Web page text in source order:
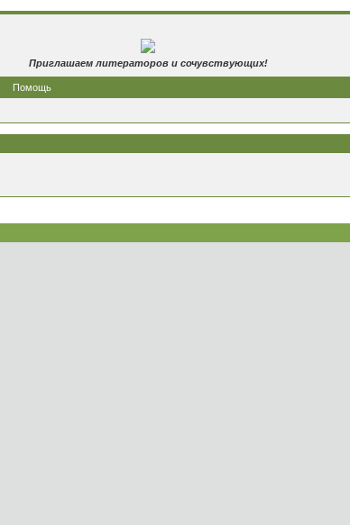
Приглашаем литераторов и сочувствующих!
Помощь